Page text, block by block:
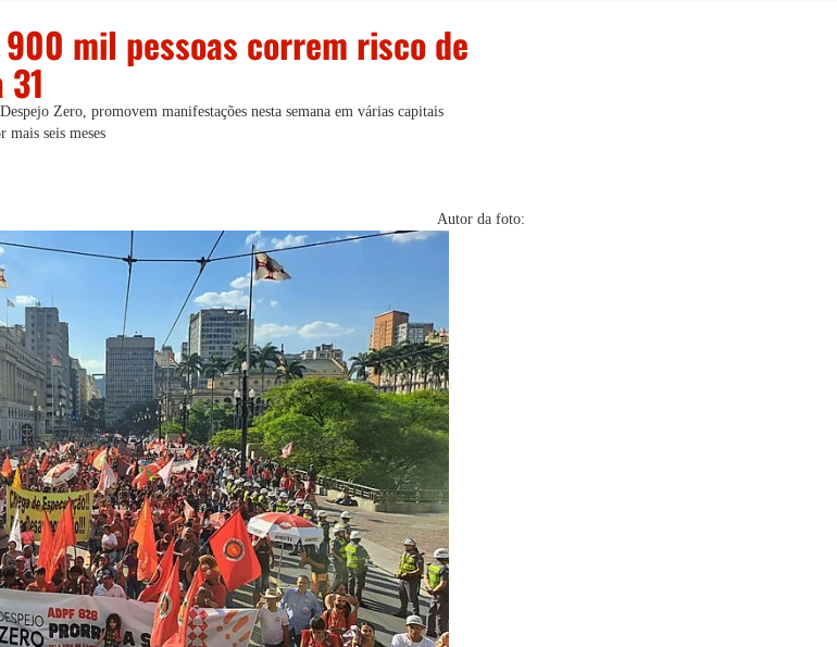
mil pessoas correm risco de
Zero, promovem manifestações nesta semana em várias capitais
seis meses
Autor da foto: